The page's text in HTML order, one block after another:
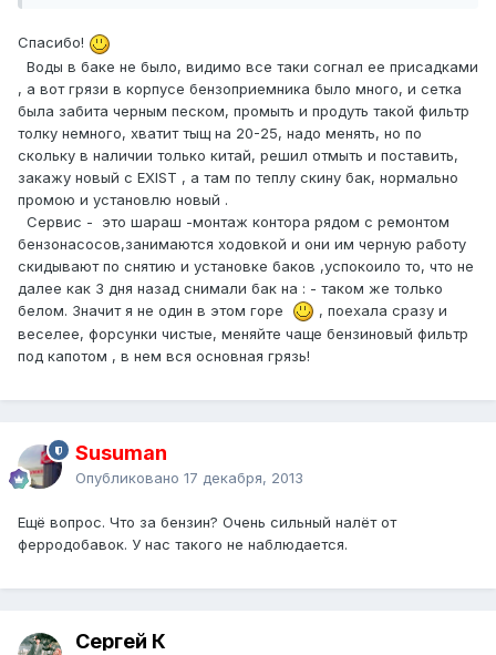
Спасибо!
Воды в баке не было, видимо все таки согнал ее присадками
, а вот грязи в корпусе бензоприемника было много, и сетка
была забита черным песком, промыть и продуть такой фильтр
толку немного, хватит тыщ на 20-25, надо менять, но по
скольку в наличии только китай, решил отмыть и поставить,
закажу новый с EXIST , а там по теплу скину бак, нормально
промою и установлю новый .
Сервис - это шараш -монтаж контора рядом с ремонтом
бензонасосов,занимаются ходовкой и они им черную работу
скидывают по снятию и установке баков ,успокоило то, что не
далее как 3 дня назад снимали бак на : - таком же только
белом. Значит я не один в этом горе
, поехала сразу и
веселее, форсунки чистые, меняйте чаще бензиновый фильтр
под капотом , в нем вся основная грязь!
Susuman
Опубликовано 17 декабря, 2013
Ещё вопрос. Что за бензин? Очень сильный налёт от
ферродобавок. У нас такого не наблюдается.
Сергей К